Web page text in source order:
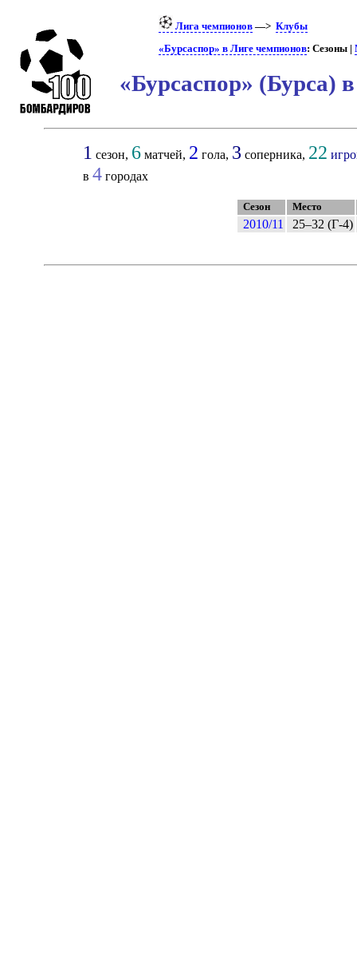
Лига чемпионов —>Клубы
«Бурсаспор» в Лиге чемпионов: Сезоны |
«Бурсаспор»
1 сезон, 6 матчей, 2 гола, 3 соперника, 22
в4 городах
Сезон Место
2010/11 25–32 (Г-4)